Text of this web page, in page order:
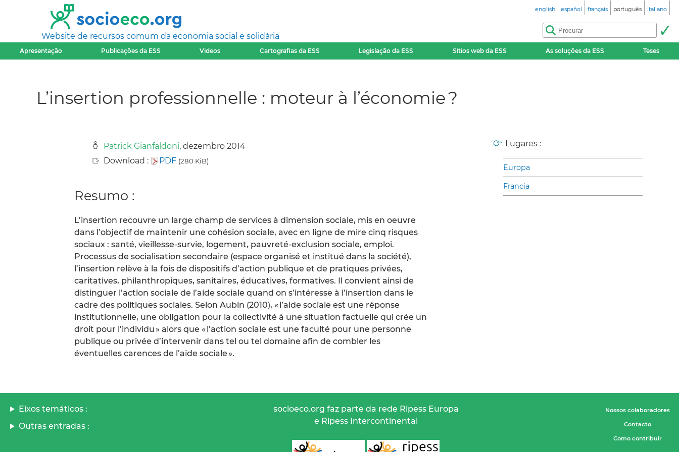
Website de recursos comum da economia social e solidária
english español français português italiano
Apresentação Publicações da ESS Videos Cartografias da ESS Legislação da ESS Sitios web da ESS As soluções da ESS Teses
L’insertion professionnelle : moteur à l’économie ?
Patrick Gianfaldoni, dezembro 2014
Download :
PDF (280 KiB)
Resumo :
L’insertion recouvre un large champ de services à dimension sociale, mis en oeuvre
dans l’objectif de maintenir une cohésion sociale, avec en ligne de mire cinq risques
sociaux : santé, vieillesse-survie, logement, pauvreté-exclusion sociale, emploi.
Processus de socialisation secondaire (espace organisé et institué dans la société),
l’insertion relève à la fois de dispositifs d’action publique et de pratiques privées,
caritatives, philanthropiques, sanitaires, éducatives, formatives. Il convient ainsi de
distinguer l’action sociale de l’aide sociale quand on s’intéresse à l’insertion dans le
cadre des politiques sociales. Selon Aubin (2010), « l’aide sociale est une réponse
institutionnelle, une obligation pour la collectivité à une situation factuelle qui crée un
droit pour l’individu » alors que « l’action sociale est une faculté pour une personne
publique ou privée d’intervenir dans tel ou tel domaine afin de combler les
éventuelles carences de l’aide sociale ».
Lugares :
Europa
Francia
Eixos temáticos :
Outras entradas :
socioeco.org faz parte da rede Ripess Europa
e Ripess Intercontinental
Nossos colaboradores
Contacto
Como contribuir